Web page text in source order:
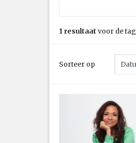
1 resultaat voor de tag
Sorteer op